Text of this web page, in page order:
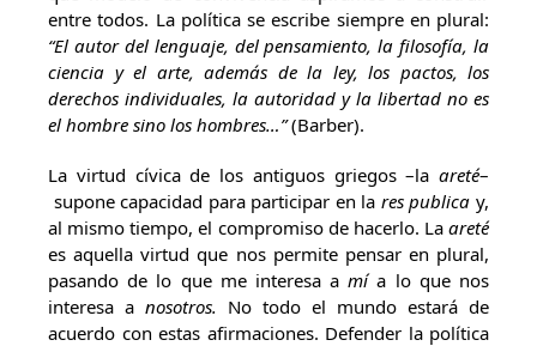
entre todos. La política se escribe siempre en plural:
“El autor del lenguaje, del pensamiento, la filosofía, la
ciencia y el arte, además de la ley, los pactos, los
derechos individuales, la autoridad y la libertad no es
el hombre sino los hombres…”(Barber).
La virtud cívica de los antiguos griegos –la areté–
supone capacidad para participar en la res publica y,
al mismo tiempo, el compromiso de hacerlo. La areté
es aquella virtud que nos permite pensar en plural,
pasando de lo que me interesa amía lo que nos
interesa a nosotros. No todo el mundo estará de
acuerdo con estas afirmaciones. Defender la política